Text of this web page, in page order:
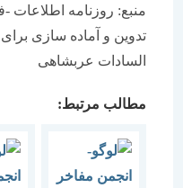
منبع: روزنامه اطلاعات -فروردین
تدوین و آماده سازی برای
السادات عربشاهی
مطالب مرتبط: